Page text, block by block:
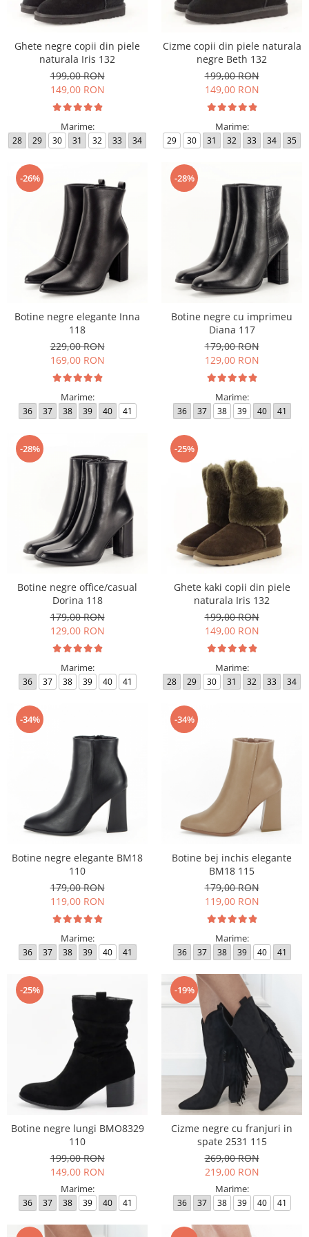
Incaltamine primavara-vara piele
Imbracaminte
Camasi si topuri
Blugi si pantaloni
Pulovere si cardigane
Salopete
Incaltaminte toamna-iarna piele
Ghete negre copii din piele
naturala Iris 132
199,00 RON
149,00 RON
Marime:
28 29 30 31 32 33 34
Cizme copii din piele naturala
negre Beth 132
199,00 RON
149,00 RON
Marime:
29 30 31 32 33 34 35
-26%
Botine negre elegante Inna
118
229,00 RON
169,00 RON
Marime:
36 37 38 39 40 41
-28%
Botine negre cu imprimeu
Diana 117
179,00 RON
129,00 RON
Marime:
36 37 38 39 40 41
-28%
Botine negre office/casual
Dorina 118
179,00 RON
129,00 RON
Marime:
36 37 38 39 40 41
-25%
Ghete kaki copii din piele
naturala Iris 132
199,00 RON
149,00 RON
Marime:
28 29 30 31 32 33 34
-34%
Botine negre elegante BM18
110
179,00 RON
119,00 RON
Marime:
36 37 38 39 40 41
-34%
Botine bej inchis elegante
BM18 115
179,00 RON
119,00 RON
Marime:
36 37 38 39 40 41
-25%
Botine negre lungi BMO8329
110
199,00 RON
149,00 RON
Marime:
36 37 38 39 40 41
-19%
Cizme negre cu franjuri in
spate 2531 115
269,00 RON
219,00 RON
Marime:
36 37 38 39 40 41